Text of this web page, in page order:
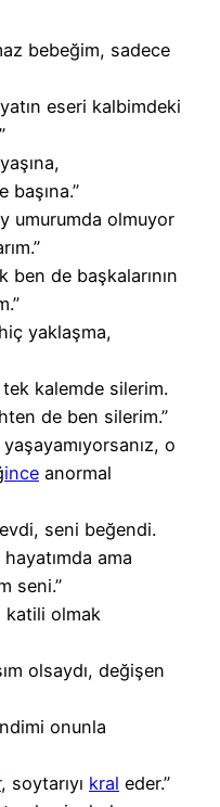
bebeğim, sadece
eseri kalbimdeki
başına.”
umurumda olmuyor
ben de başkalarının
yaklaşma,
kalemde silerim.
de ben silerim.”
o
ince anormal
seni beğendi.
ama
seni.”
katili olmak
olsaydı, değişen
onunla
, soytarıyı kral eder.”